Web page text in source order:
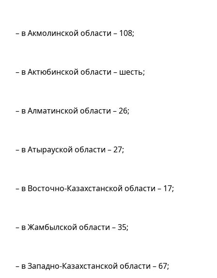
– в Акмолинской области – 108;
– в Актюбинской области – шесть;
– в Алматинской области – 26;
– в Атырауской области – 27;
– в Восточно-Казахстанской области – 17;
– в Жамбылской области – 35;
– в Западно-Казахстанской области – 67;